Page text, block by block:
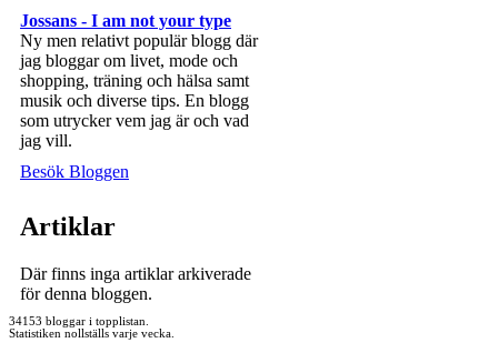
Jossans - I am not your type
Ny men relativt populär blogg där
jag bloggar om livet, mode och
shopping, träning och hälsa samt
musik och diverse tips. En blogg
som utrycker vem jag är och vad
jag vill.
Besök Bloggen
Artiklar
Där finns inga artiklar arkiverade
för denna bloggen.
34153 bloggar i topplistan.
Statistiken nollställs varje vecka.